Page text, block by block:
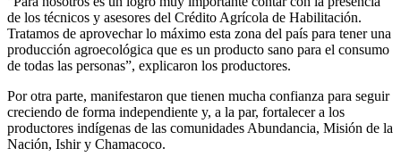
de los técnicos y asesores del Crédito Agrícola de Habilitación.
Tratamos de aprovechar lo máximo esta zona del país para tener una
producción agroecológica que es un producto sano para el consumo
de todas las personas”, explicaron los productores.
Por otra parte, manifestaron que tienen mucha confianza para seguir
creciendo de forma independiente y, a la par, fortalecer a los
productores indígenas de las comunidades Abundancia, Misión de la
Nación, Ishir y Chamacoco.